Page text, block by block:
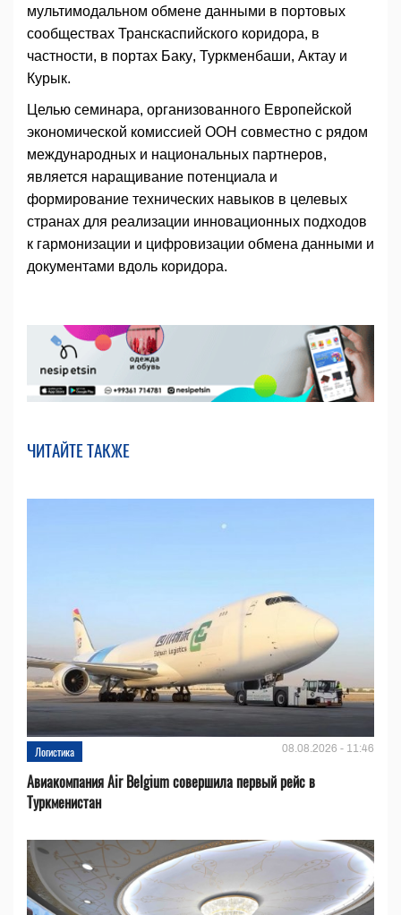
мультимодальном обмене данными в портовых
сообществах Транскаспийского коридора, в
частности, в портах Баку, Туркменбаши, Актау и
Курык.
Целью семинара, организованного Европейской
экономической комиссией ООН совместно с рядом
международных и национальных партнеров,
является наращивание потенциала и
формирование технических навыков в целевых
странах для реализации инновационных подходов
к гармонизации и цифровизации обмена данными и
документами вдоль коридора.
ЧИТАЙТЕ ТАКЖЕ
Логистика 08.08.2026 - 11:46
Авиакомпания Air Belgium совершила первый рейс в
Туркменистан